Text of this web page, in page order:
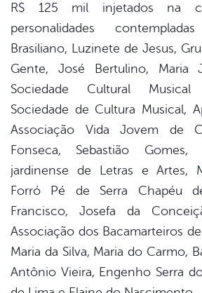
R$ 125 mil injetados na
personalidades
Brasiliano, Luzinete de Jesus,
Gente, José Bertulino, Maria
Sociedade Cultural Musical
Sociedade de Cultura Musical,
Associação Vida Jovem de
Fonseca, Sebastião Gomes,
jardinense de Letras e Artes,
Forró Pé de Serra Chapéu
Francisco, Josefa da
Associação dos Bacamarteiros
Maria da Silva, Maria do Carmo,
Antônio Vieira, Engenho Serra